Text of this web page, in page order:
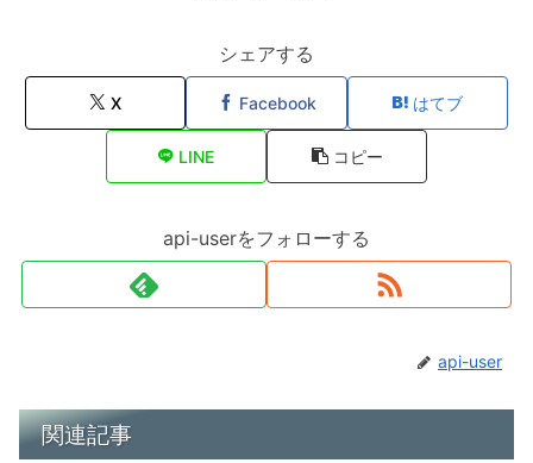
シェアする
X Facebook はてブ
LINE コピー
api-userをフォローする
api-user
関連記事